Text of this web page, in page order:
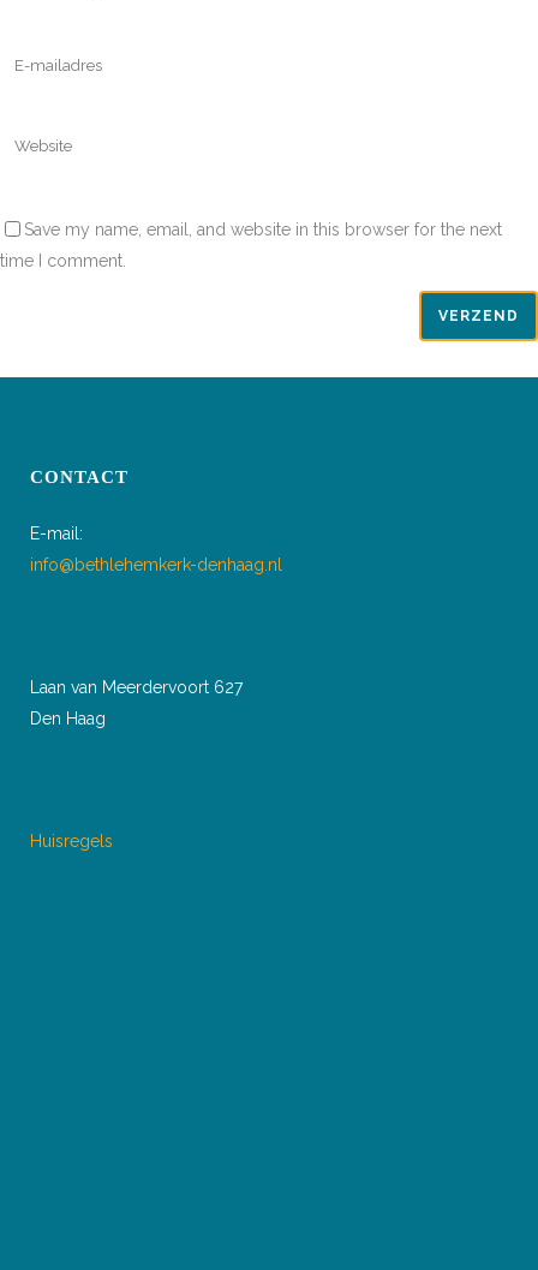
Save my name, email, and website in this browser for the next
time I comment.
CONTACT
E-mail:
info@bethlehemkerk-denhaag.nl
Laan van Meerdervoort 627
Den Haag
Huisregels